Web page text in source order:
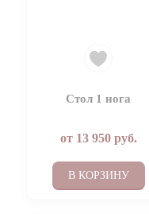
Стол 1 нога
от 13 950руб.
В КОРЗИНУ